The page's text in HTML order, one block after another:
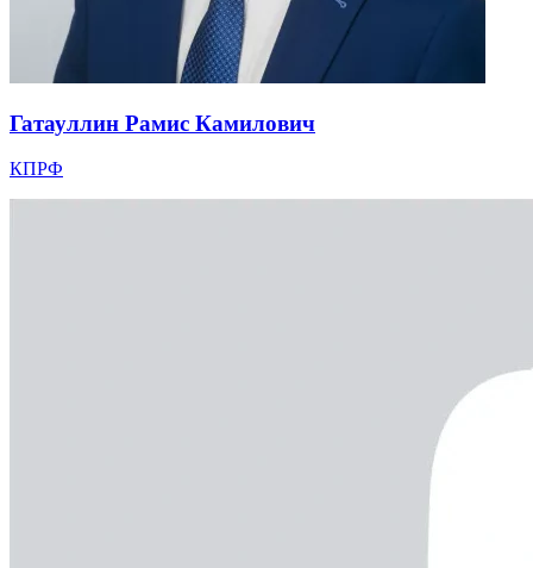
Гатауллин Рамис Камилович
КПРФ